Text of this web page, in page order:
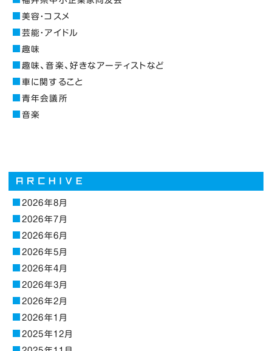
美容・コスメ
芸能・アイドル
趣味
趣味、音楽、好きなアーティストなど
車に関すること
青年会議所
音楽
2026年8月
2026年7月
2026年6月
2026年5月
2026年4月
2026年3月
2026年2月
2026年1月
2025年12月